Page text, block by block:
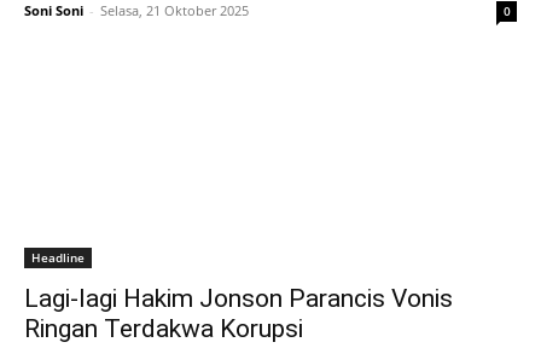
Soni Soni - Selasa, 21 Oktober 2025 0
Headline
Lagi-lagi Hakim Jonson Parancis Vonis
Ringan Terdakwa Korupsi